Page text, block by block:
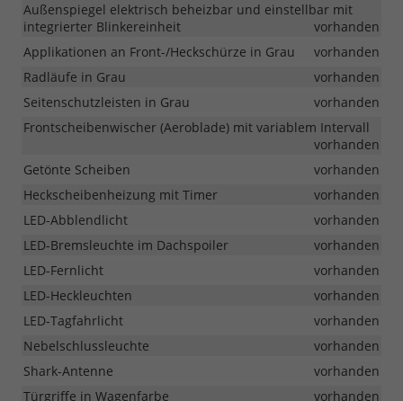
Außenspiegel elektrisch beheizbar und einstellbar mit
integrierter Blinkereinheit
vorhanden
Applikationen an Front-/Heckschürze in Grau
vorhanden
Radläufe in Grau
vorhanden
Seitenschutzleisten in Grau
vorhanden
Frontscheibenwischer (Aeroblade) mit variablem Intervall
vorhanden
Getönte Scheiben
vorhanden
Heckscheibenheizung mit Timer
vorhanden
LED-Abblendlicht
vorhanden
LED-Bremsleuchte im Dachspoiler
vorhanden
LED-Fernlicht
vorhanden
LED-Heckleuchten
vorhanden
LED-Tagfahrlicht
vorhanden
Nebelschlussleuchte
vorhanden
Shark-Antenne
vorhanden
Türgriffe in Wagenfarbe
vorhanden